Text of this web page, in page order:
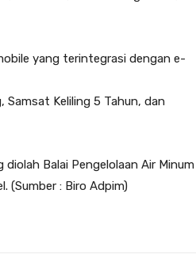
yang terintegrasi dengan e-
Samsat Keliling 5 Tahun, dan
diolah Balai Pengelolaan Air Minum
(Sumber : Biro Adpim)